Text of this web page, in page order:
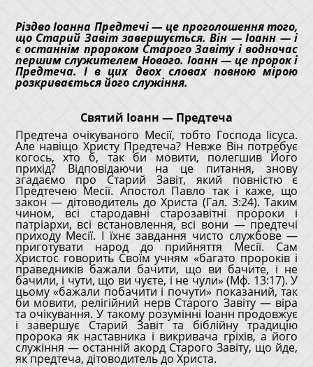
Різдво Іоанна Предтечі — це проголошення того,
що Старий Завіт завершується. Він — Іоанн — і
є останнім пророком Старого Завіту і водночас
першим служителем Нового. Іоанн — це пророк і
Предтеча. І в цих двох словах повною мірою
розкривається його служіння.
Святий Іоанн — Предтеча
Предтеча очікуваного Месії, тобто Господа Іісуса.
Але навіщо Христу Предтеча? Невже Він потребує
когось, хто б, так би мовити, полегшив Його
прихід? Відповідаючи на це питання, знову
згадаємо про Старий Завіт, який повністю є
Предтечею Месії. Апостол Павло так і каже, що
закон — дітоводитель до Христа (Гал. 3:24). Таким
чином, всі стародавні старозавітні пророки і
патріархи, всі встановлення, всі вони — предтечі
приходу Месії. І їхнє завдання чисто службове —
приготувати народ до прийняття Месії. Сам
Христос говорить Своїм учням «багато пророків і
праведників бажали бачити, що ви бачите, і не
бачили, і чути, що ви чуєте, і не чули» (Мф. 13:17). У
цьому «бажали побачити і почути» показаний, так
би мовити, релігійний нерв Старого Завіту — віра
та очікування. У такому розумінні Іоанн продовжує
і завершує Старий Завіт та біблійну традицію
пророка як наставника і викривача гріхів, а його
служіння — останній акорд Старого Завіту, що йде,
як предтеча, дітоводитель до Христа.